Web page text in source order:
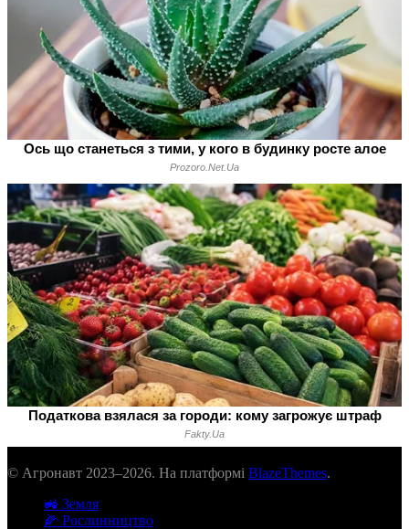
© Агронавт 2023–2026. На платформі BlazeThemes.
🚜 Земля
🌽 Рослинництво